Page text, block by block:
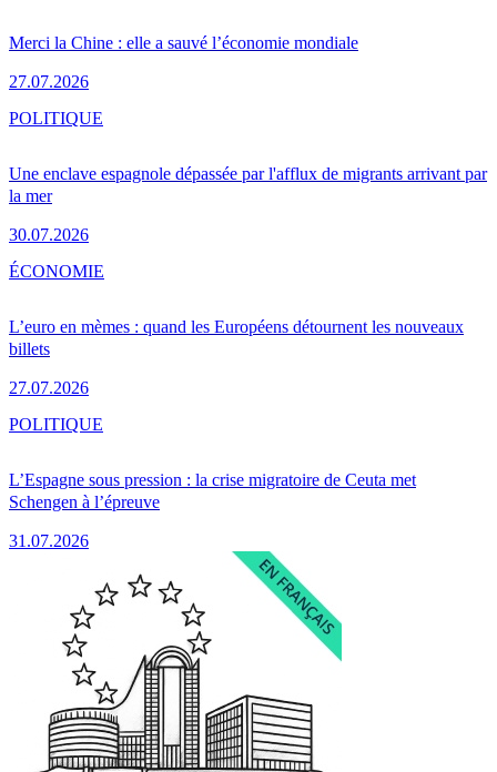
Merci la Chine : elle a sauvé l’économie mondiale
27.07.2026
Une enclave espagnole dépassée par l'afflux de migrants arrivant par
la mer
30.07.2026
POLITIQUE
L’euro en mèmes : quand les Européens détournent les nouveaux
billets
27.07.2026
ÉCONOMIE
L’Espagne sous pression : la crise migratoire de Ceuta met
Schengen à l’épreuve
31.07.2026
POLITIQUE